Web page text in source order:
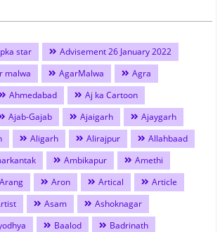
star
Advisement 26 January 2022
malwa AgarMalwa
Agra
Ahmedabad
Aj ka Cartoon
Ajab-Gajab Ajaigarh
Ajaygarh
Aligarh Alirajpur
Allahbaad
Ambikapur
Amethi
Arang Aron Artical
Article
Asam
Ashoknagar
Baalod
Badrinath